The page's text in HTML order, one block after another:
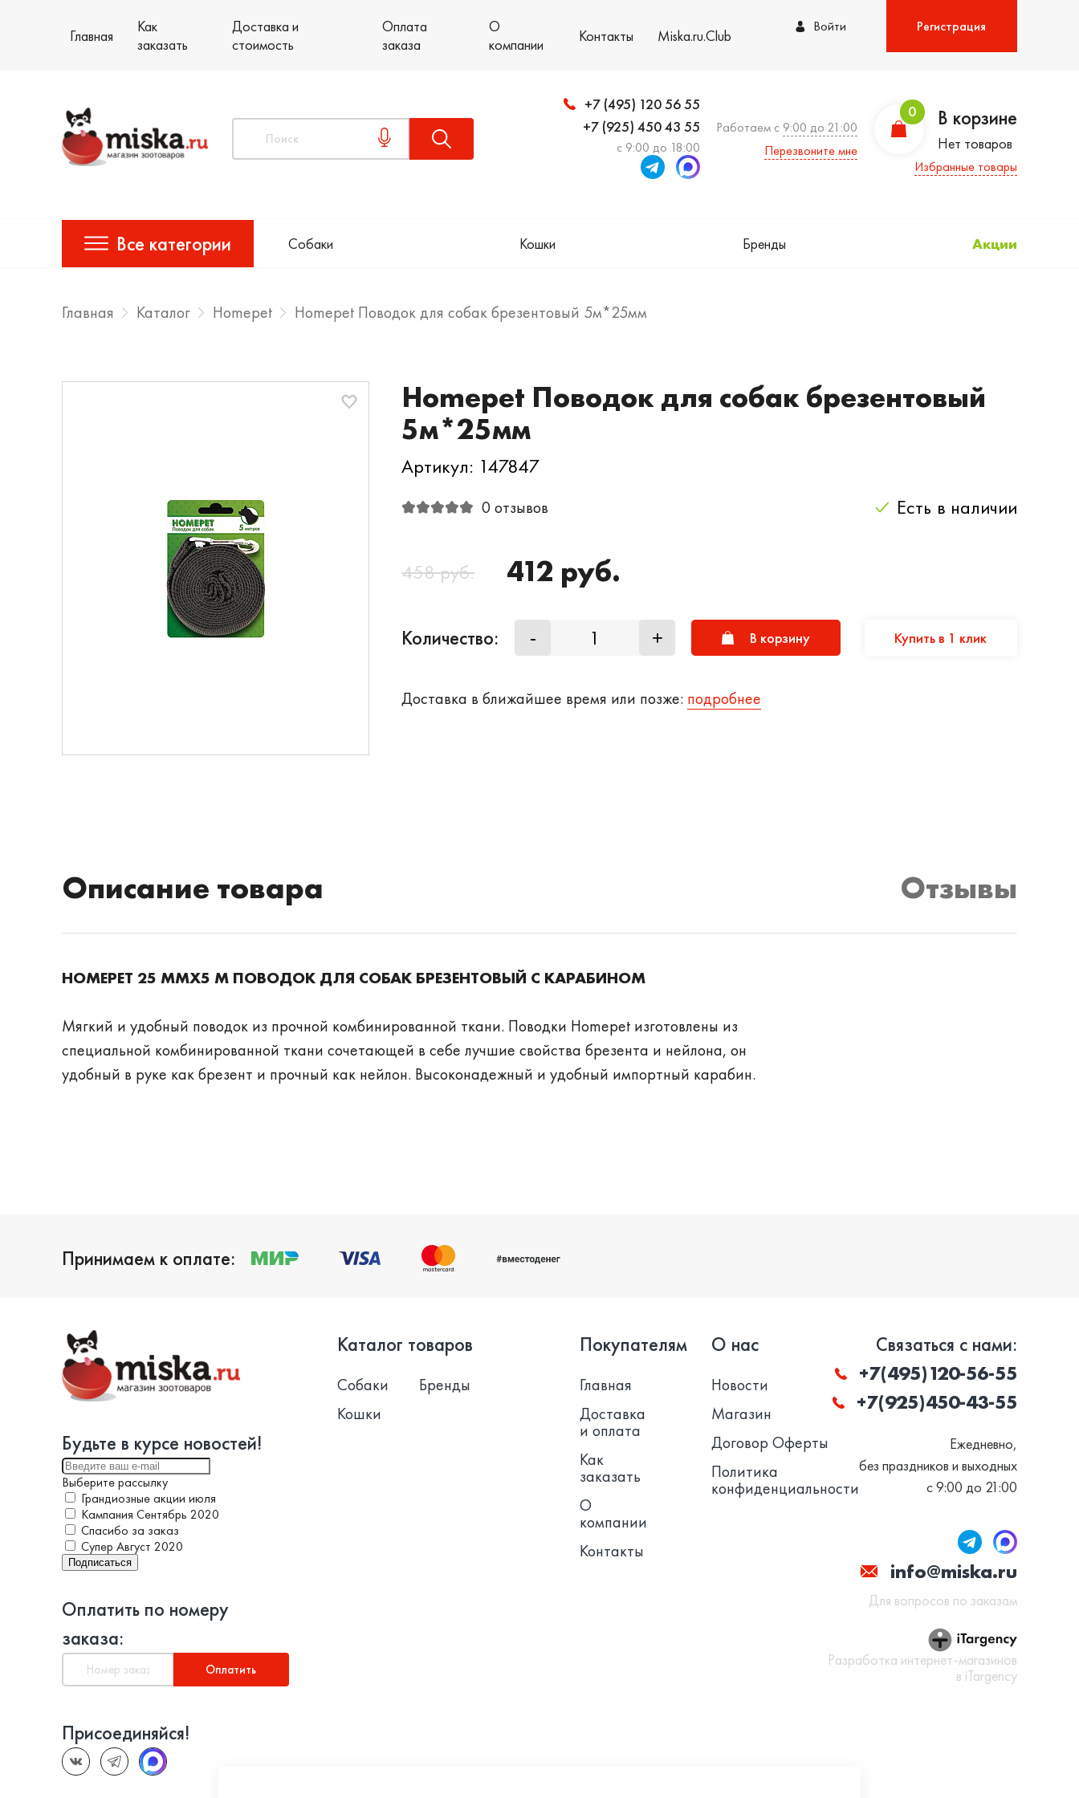
Главная
Как
заказать
Доставка и
стоимость
Оплата
заказа
О
компании
Контакты Miska.ru.Club Войти Регистрация
+7 (495) 120 56 55
+7 (925) 450 43 55
с 9:00 до 18:00
Работаем с 9:00 до 21:00
Перезвоните мне
0 В корзине
Нет товаров
Избранные товары
Все категории Собаки Кошки Бренды Акции
Главная Каталог Homepet Homepet Поводок для собак брезентовый 5м*25мм
Homepet Поводок для собак брезентовый
5м*25мм
Артикул: 147847
0 отзывов Есть в наличии
458 руб. 412 руб.
Количество: - + В корзину Купить в 1 клик
Доставка в ближайшее время или позже: подробнее
Описание товара Отзывы
HOMEPET 25 ММХ5 М ПОВОДОК ДЛЯ СОБАК БРЕЗЕНТОВЫЙ С КАРАБИНОМ
Мягкий и удобный поводок из прочной комбинированной ткани. Поводки Homepet изготовлены из
специальной комбинированной ткани сочетающей в себе лучшие свойства брезента и нейлона, он
удобный в руке как брезент и прочный как нейлон. Высоконадежный и удобный импортный карабин.
Принимаем к оплате:
Будьте в курсе новостей!
Выберите рассылку
Грандиозные акции июля
Кампания Сентябрь 2020
Спасибо за заказ
Супер Август 2020
Подписаться
Оплатить по номеру
заказа:
Оплатить
Присоединяйся!
Каталог товаров
Собаки
Кошки
Бренды
Покупателям
Главная
Доставка
и оплата
Как
заказать
О
компании
Контакты
О нас
Новости
Магазин
Договор Оферты
Политика
конфиденциальности
Связаться с нами:
+7(495)120-56-55
+7(925)450-43-55
Ежедневно,
без праздников и выходных
с 9:00 до 21:00
info@miska.ru
Для вопросов по заказам
Разработка интернет-магазинов
в iTargency